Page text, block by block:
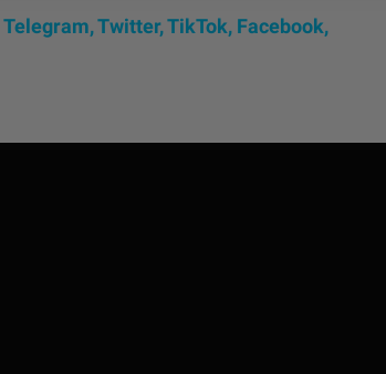
Telegram,Twitter,TikTok, Facebook,